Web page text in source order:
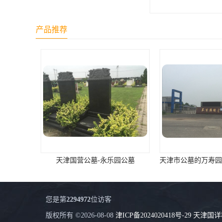
产品推荐
天津国营公墓-永乐园公墓
您是第2294972位访客
版权所有 ©2026-08-08 津ICP备2024020418号-29 天津国